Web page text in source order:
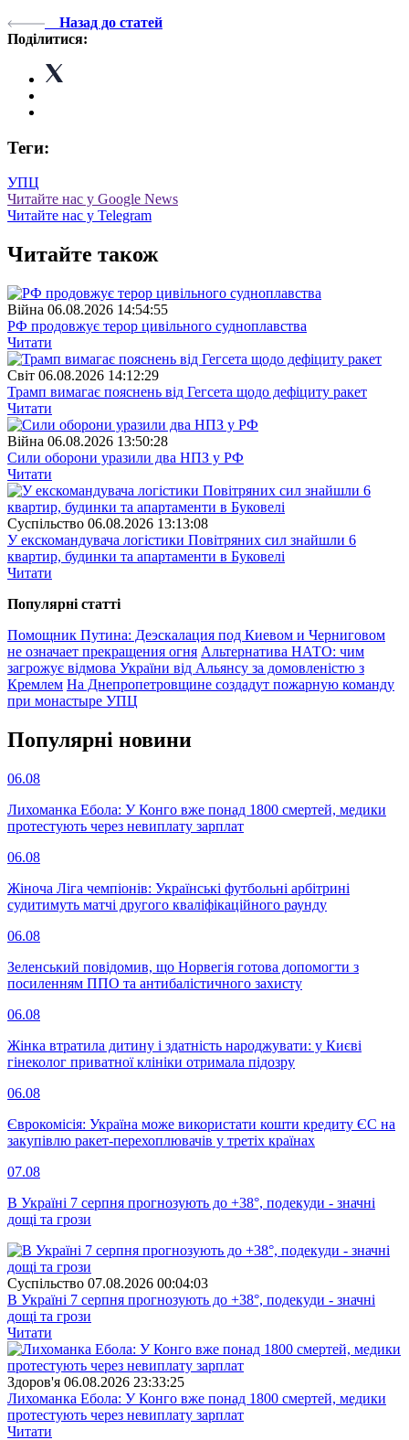
Назад до статей
Поділитися:
Теги:
УПЦ
Читайте нас у Google News
Читайте нас у Telegram
Читайте також
Війна 06.08.2026 14:54:55
РФ продовжує терор цивільного судноплавства
Читати
Свiт 06.08.2026 14:12:29
Трамп вимагає пояснень від Гегсета щодо дефіциту ракет
Читати
Війна 06.08.2026 13:50:28
Сили оборони уразили два НПЗ у РФ
Читати
Суспiльство 06.08.2026 13:13:08
У екскомандувача логістики Повітряних сил знайшли 6
квартир, будинки та апартаменти в Буковелі
Читати
Популярнi статтi
Помощник Путина: Деэскалация под Киевом и Черниговом
не означает прекращения огня Альтернатива НАТО: чим
загрожує відмова України від Альянсу за домовленістю з
Кремлем На Днепропетровщине создадут пожарную команду
при монастыре УПЦ
Популярнi новини
06.08
Лихоманка Ебола: У Конго вже понад 1800 смертей, медики
протестують через невиплату зарплат
06.08
Жіноча Ліга чемпіонів: Українські футбольні арбітрині
судитимуть матчі другого кваліфікаційного раунду
06.08
Зеленський повідомив, що Норвегія готова допомогти з
посиленням ППО та антибалістичного захисту
06.08
Жінка втратила дитину і здатність народжувати: у Києві
гінеколог приватної клініки отримала підозру
06.08
Єврокомісія: Україна може використати кошти кредиту ЄС на
закупівлю ракет-перехоплювачів у третіх країнах
07.08
В Україні 7 серпня прогнозують до +38°, подекуди - значні
дощі та грози
Суспiльство 07.08.2026 00:04:03
В Україні 7 серпня прогнозують до +38°, подекуди - значні
дощі та грози
Читати
Здоров'я 06.08.2026 23:33:25
Лихоманка Ебола: У Конго вже понад 1800 смертей, медики
протестують через невиплату зарплат
Читати